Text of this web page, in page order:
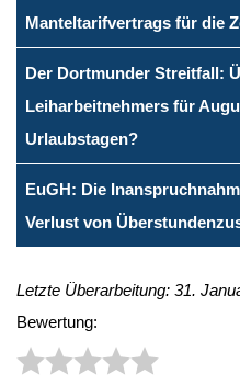
Manteltarifvertrags für die
Der Dortmunder Streitfall:
Leiharbeitnehmers für
Urlaubstagen?
EuGH: Die
Verlust von
Letzte Überarbeitung: 31.
Bewertung: